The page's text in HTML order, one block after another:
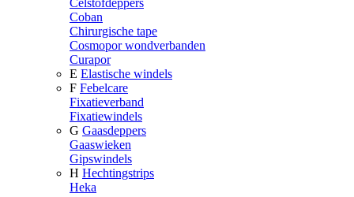
Celstofdeppers
Coban
Chirurgische tape
Cosmopor wondverbanden
Curapor
E Elastische windels
F Febelcare
Fixatieverband
Fixatiewindels
G Gaasdeppers
Gaaswieken
Gipswindels
H Hechtingstrips
Heka